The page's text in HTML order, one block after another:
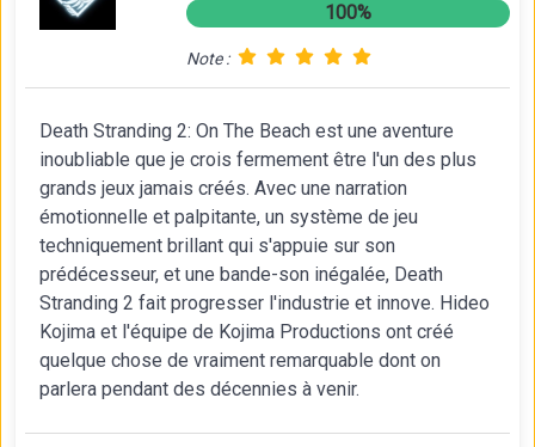
100%
Note :
Death Stranding 2: On The Beach est une aventure
inoubliable que je crois fermement être l'un des plus
grands jeux jamais créés. Avec une narration
émotionnelle et palpitante, un système de jeu
techniquement brillant qui s'appuie sur son
prédécesseur, et une bande-son inégalée, Death
Stranding 2 fait progresser l'industrie et innove. Hideo
Kojima et l'équipe de Kojima Productions ont créé
quelque chose de vraiment remarquable dont on
parlera pendant des décennies à venir.